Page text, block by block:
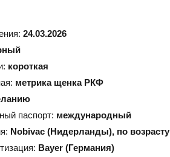
24.03.2026
короткая
метрика щенка РКФ
паспорт: международный
Nobivac (Нидерланды), по возрасту
Bayer (Германия)